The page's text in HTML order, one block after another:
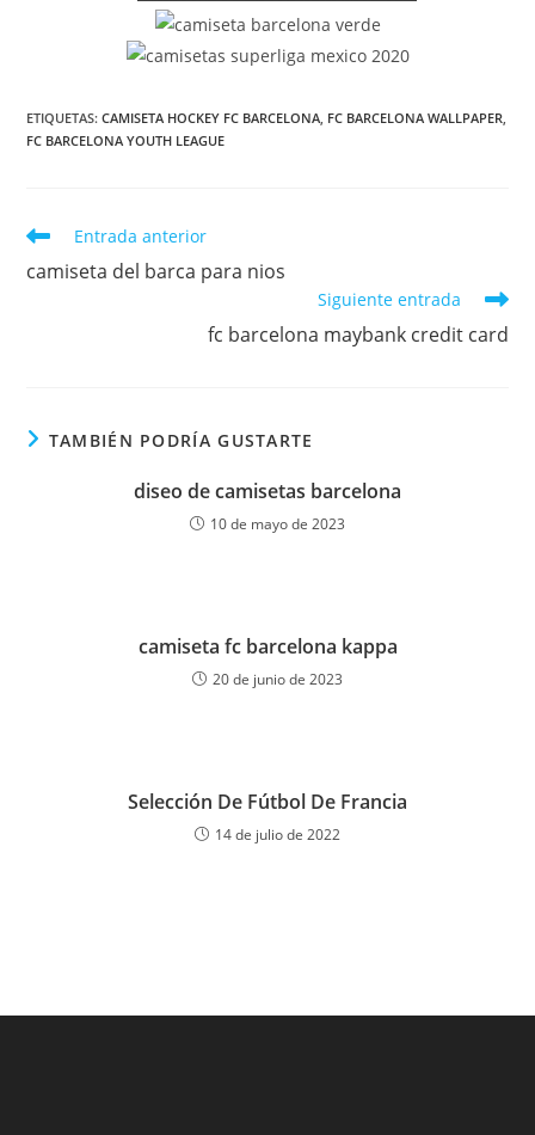
ETIQUETAS:CAMISETA HOCKEY FC BARCELONA, FC BARCELONA WALLPAPER,
FC BARCELONA YOUTH LEAGUE
Leer
artículos
Entrada anterior
camiseta del barca para nios
Siguiente entrada
fc barcelona maybank credit card
TAMBIÉN PODRÍA GUSTARTE
diseo de camisetas barcelona
10 de mayo de 2023
camiseta fc barcelona kappa
20 de junio de 2023
Selección De Fútbol De Francia
14 de julio de 2022